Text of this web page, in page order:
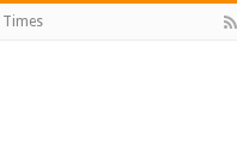
Times